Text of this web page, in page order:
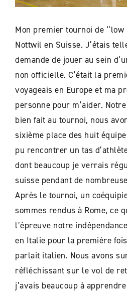
Mon premier tournoi de ‘’low
Nottwil en Suisse. J’étais
demande de jouer au sein
non officielle. C’était la
voyageais en Europe et ma
personne pour m’aider.
bien fait au tournoi, nous
sixième place des huit
pu rencontrer un tas
dont beaucoup je verrais
suisse pendant de
Après le tournoi, un
sommes rendus à Rome, ce
l’épreuve notre
en Italie pour la première
parlait italien. Nous avons
réfléchissant sur le vol de
j’avais beaucoup à